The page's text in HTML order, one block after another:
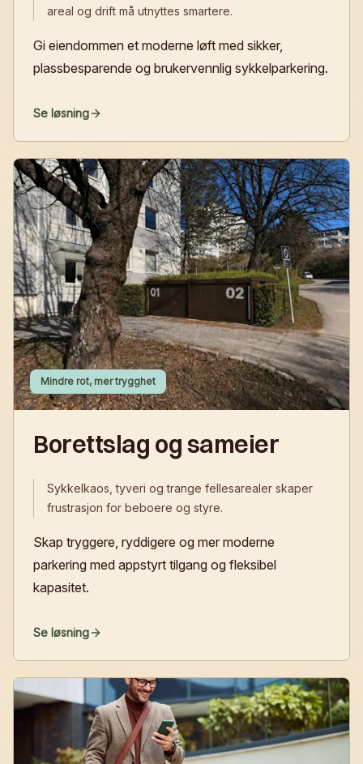
areal og drift må utnyttes smartere.
Gi eiendommen et moderne løft med sikker,
plassbesparende og bruker­vennlig sykkelparkering.
Se løsning
Mindre rot, mer trygghet
Borettslag og sameier
Sykkelkaos, tyveri og trange fellesarealer skaper
frustrasjon for beboere og styre.
Skap tryggere, ryddigere og mer moderne
parkering med appstyrt tilgang og fleksibel
kapasitet.
Se løsning